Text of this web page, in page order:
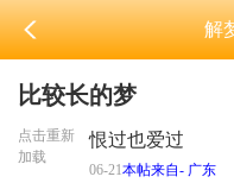
解
比较长的梦
点击重新
加载
恨过也爱过
06-21本帖来自- 广东